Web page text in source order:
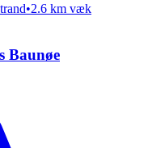
•2.6 km væk
Baunøe